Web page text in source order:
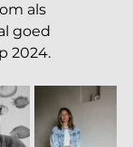
als
goed
2024.